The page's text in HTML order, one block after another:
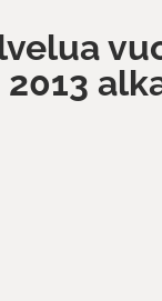
2013